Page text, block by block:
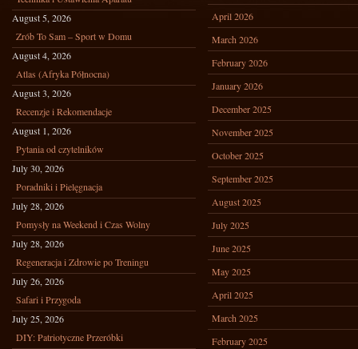
August 5, 2026
Zrób To Sam – Sport w Domu
August 4, 2026
Atlas (Afryka Północna)
August 3, 2026
Recenzje i Rekomendacje
August 1, 2026
Pytania od czytelników
July 30, 2026
Poradniki i Pielęgnacja
July 28, 2026
Pomysły na Weekend i Czas Wolny
July 28, 2026
Regeneracja i Zdrowie po Treningu
July 26, 2026
Safari i Przygoda
July 25, 2026
DIY: Patriotyczne Przeróbki
April 2026
March 2026
February 2026
January 2026
December 2025
November 2025
October 2025
September 2025
August 2025
July 2025
June 2025
May 2025
April 2025
March 2025
February 2025